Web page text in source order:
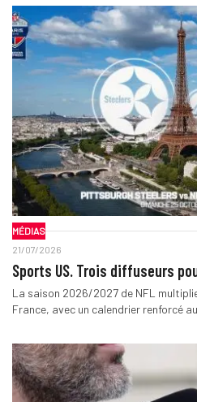
MÉDIAS
21/07/2026
Sports US. Trois diffuseurs
La saison 2026/2027 de NFL
France, avec un calendrier renforcé